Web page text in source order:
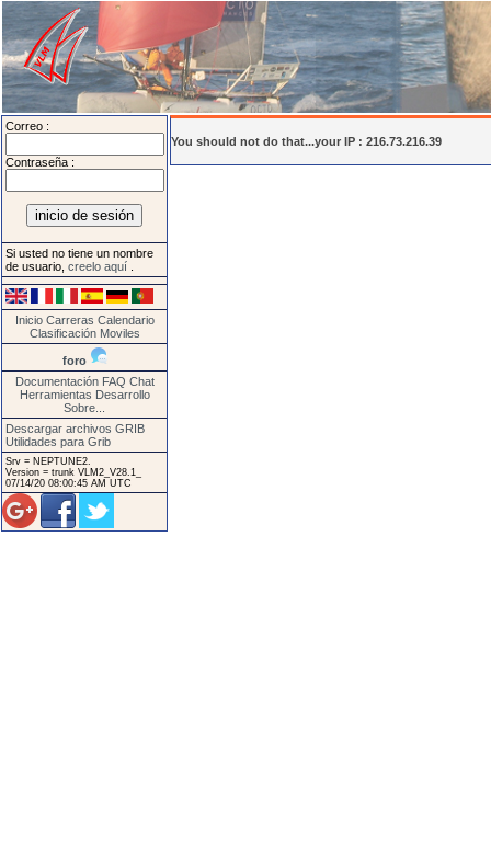
Correo :
Contraseña :
Si usted no tiene un nombre
de usuario, creelo aquí
Inicio Carreras Calendario
Clasificación Moviles
foro
Documentación FAQ Chat
Herramientas Desarrollo
Sobre...
Descargar archivos GRIB
Utilidades para Grib
Srv = NEPTUNE2.
Version = trunk VLM2_V28.1_
07/14/20 08:00:45 AM UTC
You should not do that...your IP : 216.73.216.39